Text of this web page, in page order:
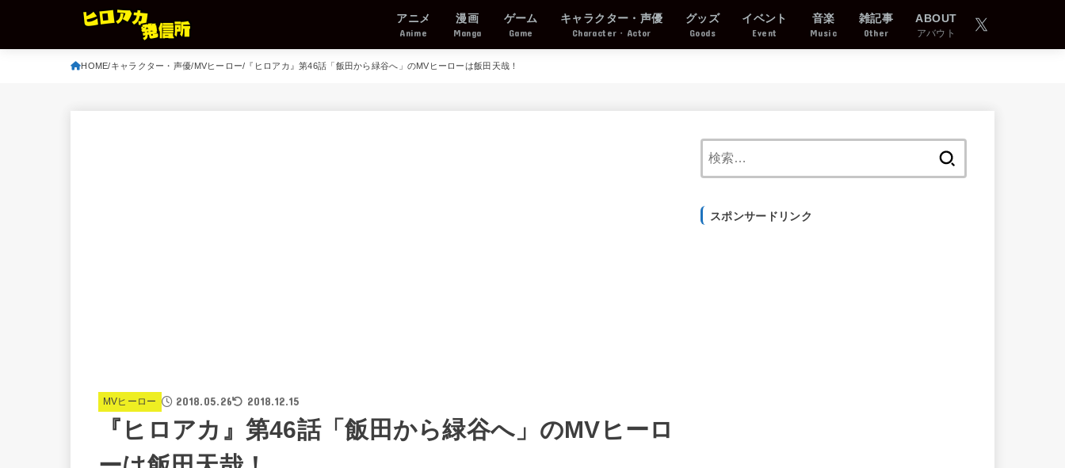
アニメ
Anime
漫画
Manga
ゲーム
Game
キャラクター・声優
Character・Actor
グッズ
Goods
イベント
Event
音楽
Music
雑記事
Other
ABOUT
アバウト
HOME キャラクター・声優 MVヒーロー 『ヒロアカ』第46話「飯田から緑谷へ」のMVヒーローは飯田天哉！
MVヒーロー 2018.05.26 2018.12.15
『ヒロアカ』第46話「飯田から緑谷へ」のMVヒーロ
スポンサードリンク